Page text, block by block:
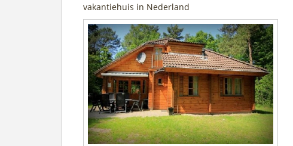
vakantiehuis in Nederland